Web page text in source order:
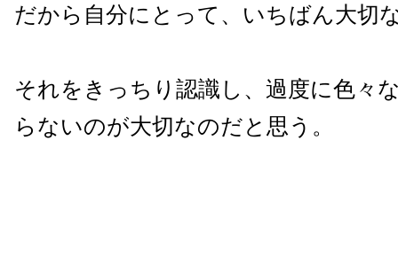
だから自分にとって、いちばん大切
それをきっちり認識し、過度に色々
らないのが大切なのだと思う。